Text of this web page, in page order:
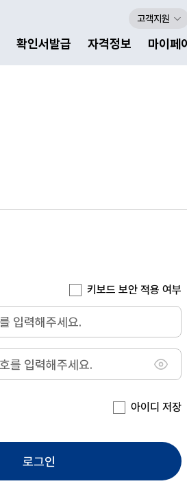
확인서발급 자격정보 마이페
고객지원
키보드 보안 적용 여부
아이디 저장
로그인